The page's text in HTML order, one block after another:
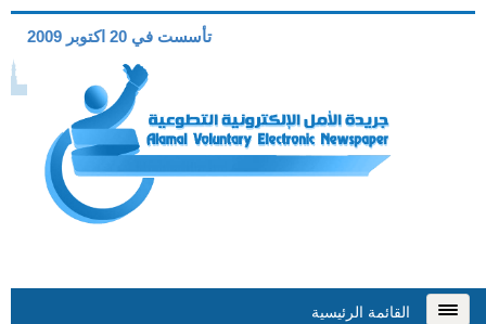
تأسست في 20 اكتوبر 2009
القائمة الرئيسية